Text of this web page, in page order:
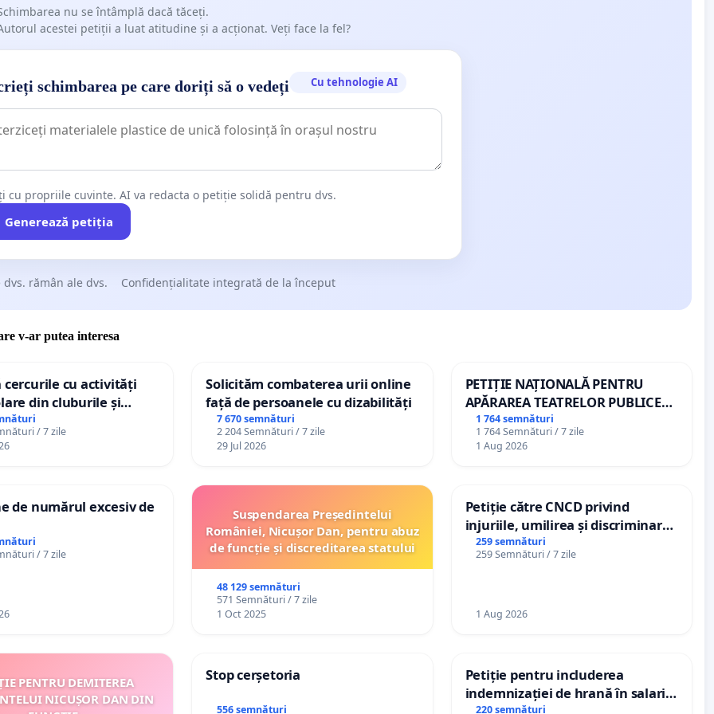
Economic și Social
modificarea şi completarea Legii nr.135/2010 privind
este neconstituțională în raport cu art. 141 din
privind Consiliul Economic și Social, coroborate cu art.
privind statul de drept și alin. (5) privind principiul
juridice, determinată de lipsa solicitării avizului
art. 141 din Constituția României, „Consiliul Economic şi
organ consultativ al Parlamentului şi al Guvernului în
de specialitate stabilite prin legea sa organică de
organizare şi funcționare”.
Consiliului Economic şi Social:
Economic şi Social este consultat obligatoriu asupra
de acte normative iniţiate de Guvern sau a
legislative ale deputaţilor ori senatorilor. Rezultatul
se concretizează în avize la proiectele de acte
de specialitate ale Consiliului Economic şi Social
economice;
de şanse şi de tratament;
dezvoltare rurală, protecţia mediului şi dezvoltare
nu se întâmplă dacă tăceți.
acestei petiții a luat atitudine și a acționat. Veți face la fel?
schimbarea pe care doriți să o vedeți Cu tehnologie AI
cu propriile cuvinte. AI va redacta o petiție solidă pentru dvs.
Generează petiția
dvs. rămân ale dvs. Confidențialitate integrată de la început
v-ar putea interesa
cercurile cu activități
din cluburile și
/ 7 zile
Solicităm combaterea urii online
față de persoanele cu dizabilități
7 670 semnături
2 204 Semnături / 7 zile
29 Jul 2026
PETIȚIE NAȚIONALĂ PENTRU
APĂRAREA TEATRELOR PUBLICE
DE REPERTORIU DIN ROMÂNIA
1 764 semnături
1 764 Semnături / 7 zile
1 Aug 2026
de numărul excesiv de
/ 7 zile
Suspendarea Președintelui
României, Nicușor Dan, pentru abuz
de funcție și discreditarea statului
48 129 semnături
571 Semnături / 7 zile
1 Oct 2025
Petiție către CNCD privind
injuriile, umilirea și discriminarea
persoanelor cu dizabilități de
către utilizatorul TikTok „Gorici”
259 semnături
259 Semnături / 7 zile
1 Aug 2026
PENTRU DEMITEREA
NICUȘOR DAN DIN
Stop cerșetoria
556 semnături
Petiție pentru includerea
indemnizației de hrană în salariul
220 semnături